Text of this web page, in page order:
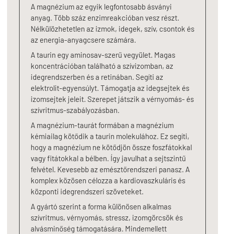
A magnézium az egyik legfontosabb ásványi
anyag. Több száz enzimreakcióban vesz részt.
Nélkülözhetetlen az izmok, idegek, szív, csontok és
az energia-anyagcsere számára.
A taurin egy aminosav-szerű vegyület. Magas
koncentrációban található a szívizomban, az
idegrendszerben és a retinában. Segíti az
elektrolit-egyensúlyt. Támogatja az idegsejtek és
izomsejtek jeleit. Szerepet játszik a vérnyomás- és
szívritmus-szabályozásban.
A magnézium-taurát formában a magnézium
kémiailag kötődik a taurin molekulához. Ez segíti,
hogy a magnézium ne kötődjön össze foszfátokkal
vagy fitátokkal a bélben. Így javulhat a sejtszintű
felvétel. Kevesebb az emésztőrendszeri panasz. A
komplex közösen célozza a kardiovaszkuláris és
központi idegrendszeri szöveteket.
A gyártó szerint a forma különösen alkalmas
szívritmus, vérnyomás, stressz, izomgörcsök és
alvásminőség támogatására. Mindemellett